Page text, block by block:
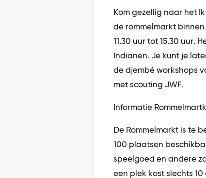
Kom gezellig naar het
de rommelmarkt
11.30 uur tot 15.30 uur.
Indianen. Je kunt je
de djembé workshops
met scouting JWF.
Informatie
De Rommelmarkt is te
100 plaatsen
speelgoed en andere
een plek kost slechts